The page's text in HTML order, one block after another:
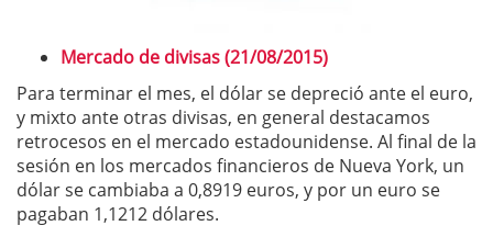
Mercado de divisas (21/08/2015)
Para terminar el mes, el dólar se depreció ante el euro,
y mixto ante otras divisas, en general destacamos
retrocesos en el mercado estadounidense. Al final de la
sesión en los mercados financieros de Nueva York, un
dólar se cambiaba a 0,8919 euros, y por un euro se
pagaban 1,1212 dólares.